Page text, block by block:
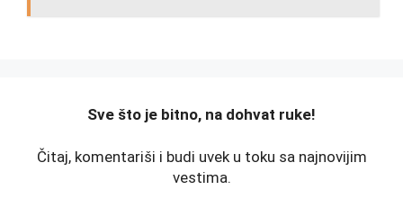
️Sve što je bitno, na dohvat ruke!
Čitaj, komentariši i budi uvek u toku sa najnovijim
vestima.